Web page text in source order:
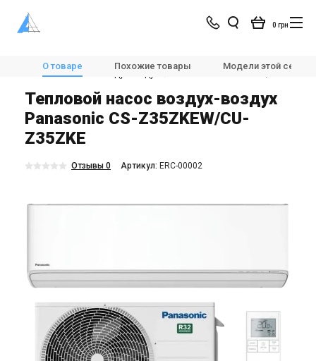
0 грн
Магазин Отопление
🔆Тепловые насосы
Тепловые насосы воздух-воздух
О товаре Похожие товары Модели этой серии
Тепловой насос воздух-воздух
Panasonic CS-Z35ZKEW/CU-
Z35ZKE
Отзывы 0 Aртикул: ERC-00002